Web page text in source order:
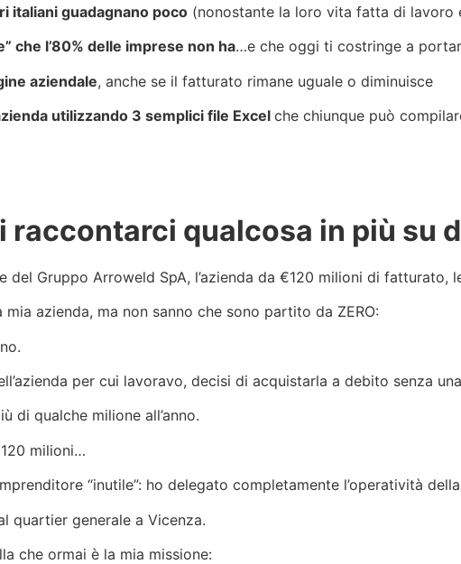
italiani guadagnano poco (nonostante la loro vita fatta di lavoro
che l’80% delle imprese non ha…e che oggi ti costringe a
aziendale, anche se il fatturato rimane uguale o diminuisce
utilizzando 3 semplici file Excel che chiunque può
raccontarci qualcosa in più su
del Gruppo Arroweld SpA, l’azienda da €120 milioni di fatturato,
azienda, ma non sanno che sono partito da ZERO:
per cui lavoravo, decisi di acquistarla a debito senza
di qualche milione all’anno.
milioni…
“inutile”: ho delegato completamente l’operatività
quartier generale a Vicenza.
che ormai è la mia missione: